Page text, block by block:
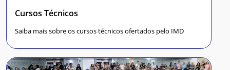
Cursos Técnicos
Saiba mais sobre os cursos técnicos ofertados pelo IMD